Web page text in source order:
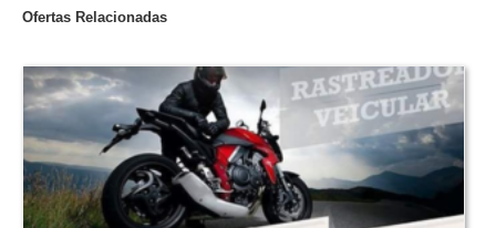
Ofertas Relacionadas